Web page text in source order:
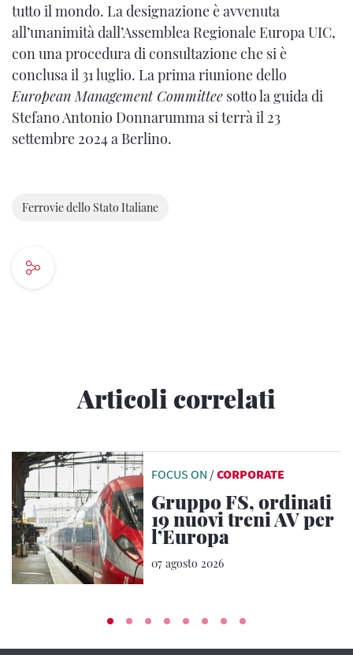
tutto il mondo. La designazione è avvenuta
all’unanimità dall’Assemblea Regionale Europa UIC,
con una procedura di consultazione che si è
conclusa il 31 luglio. La prima riunione dello
European Management Committee sotto la guida di
Stefano Antonio Donnarumma si terrà il 23
settembre 2024 a Berlino.
Ferrovie dello Stato Italiane
Articoli correlati
FOCUS ON /CORPORATE
Gruppo FS, ordinati
19 nuovi treni AV per
l’Europa
07 agosto 2026